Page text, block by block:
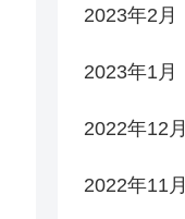
2023年2月
2023年1月
2022年12月
2022年11月